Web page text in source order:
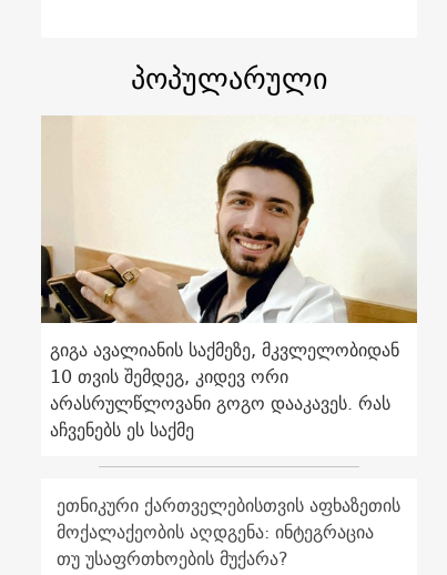
პოპულარული
გიგა ავალიანის საქმეზე, მკვლელობიდან
10 თვის შემდეგ, კიდევ ორი
არასრულწლოვანი გოგო დააკავეს. რას
აჩვენებს ეს საქმე
ეთნიკური ქართველებისთვის აფხაზეთის
მოქალაქეობის აღდგენა: ინტეგრაცია
თუ უსაფრთხოების მუქარა?